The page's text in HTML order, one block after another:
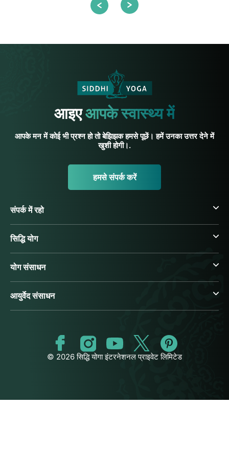
आइएआपके स्वास्थ्य में
आपके मन में कोई भी प्रश्न हो तो बेझिझक हमसे पूछें। हमें उनका उत्तर देने में
खुशी होगी।.
हमसे संपर्क करें
संपर्क में रहो
सिद्धि योग
योग संसाधन
आयुर्वेद संसाधन
© 2026 सिद्धि योगा इंटरनेशनल प्राइवेट लिमिटेड